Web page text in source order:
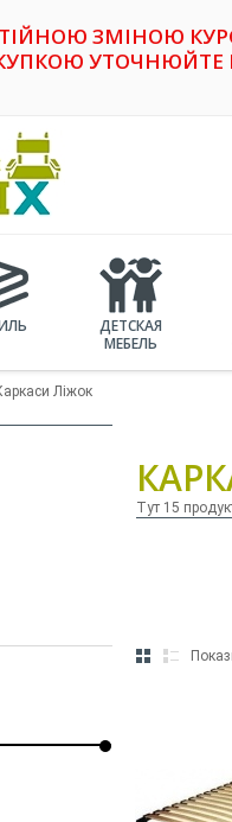
ЗМІНОЮ
УТОЧНЮЙТЕ
ДЕТСКАЯ
МЕБЕЛЬ
Ліжок
Тут 15